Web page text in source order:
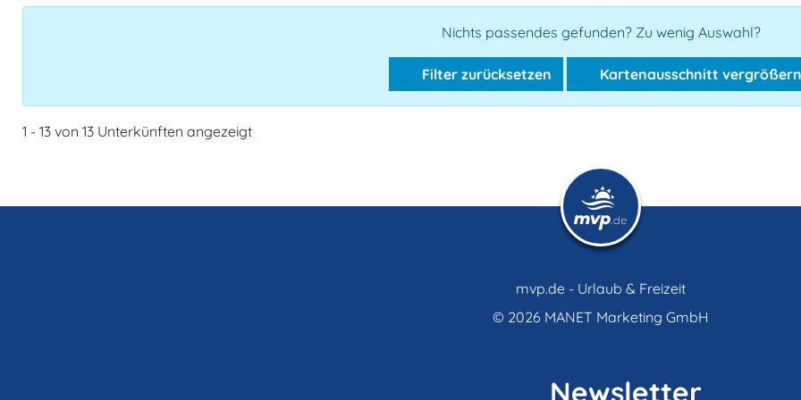
Nichts passendes gefunden? Zu wenig Auswahl?
Filter zurücksetzen Kartenausschnitt vergrößern
1 - 13 von 13 Unterkünften angezeigt
mvp.de - Urlaub & Freizeit
© 2026 MANET Marketing GmbH
Newsletter